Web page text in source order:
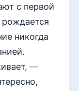
с первой
никогда
—